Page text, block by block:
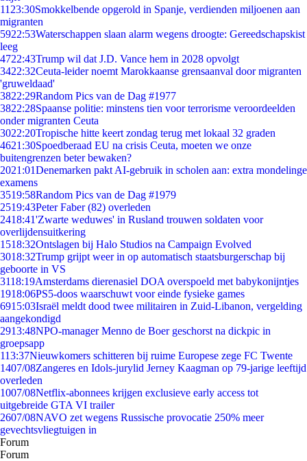
11 23:30Smokkelbende opgerold in Spanje, verdienden miljoenen aan
migranten
5922:53Waterschappen slaan alarm wegens droogte: Gereedschapskist
leeg
4722:43Trump wil dat J.D. Vance hem in 2028 opvolgt
3422:32Ceuta-leider noemt Marokkaanse grensaanval door migranten
'gruweldaad'
3822:29Random Pics van de Dag #1977
3822:28Spaanse politie: minstens tien voor terrorisme veroordeelden
onder migranten Ceuta
3022:20Tropische hitte keert zondag terug met lokaal 32 graden
4621:30Spoedberaad EU na crisis Ceuta, moeten we onze
buitengrenzen beter bewaken?
2021:01Denemarken pakt AI-gebruik in scholen aan: extra mondelinge
examens
3519:58Random Pics van de Dag #1979
2519:43Peter Faber (82) overleden
2418:41'Zwarte weduwes' in Rusland trouwen soldaten voor
overlijdensuitkering
1518:32Ontslagen bij Halo Studios na Campaign Evolved
3018:32Trump grijpt weer in op automatisch staatsburgerschap bij
geboorte in VS
3118:19Amsterdams dierenasiel DOA overspoeld met babykonijntjes
1918:06PS5-doos waarschuwt voor einde fysieke games
6915:03Israël meldt dood twee militairen in Zuid-Libanon, vergelding
aangekondigd
2913:48NPO-manager Menno de Boer geschorst na dickpic in
groepsapp
113:37Nieuwkomers schitteren bij ruime Europese zege FC Twente
1407/08Zangeres en Idols-jurylid Jerney Kaagman op 79-jarige leeftijd
overleden
1007/08Netflix-abonnees krijgen exclusieve early access tot
uitgebreide GTA VI trailer
2607/08NAVO zet wegens Russische provocatie 250% meer
gevechtsvliegtuigen in
Forum
Forum